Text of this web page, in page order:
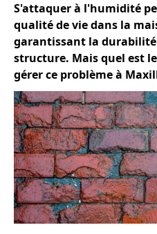
S'attaquer à l'humidité
qualité de vie dans la
garantissant la
structure. Mais quel est
gérer ce problème à